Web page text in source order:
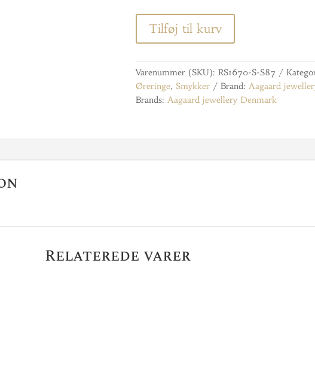
Tilføj til kurv
Varenummer (SKU): RS1670-S-S87
Øreringe, Smykker Brand: Aagaard
Brands: Aagaard jewellery Denmark
Relaterede varer